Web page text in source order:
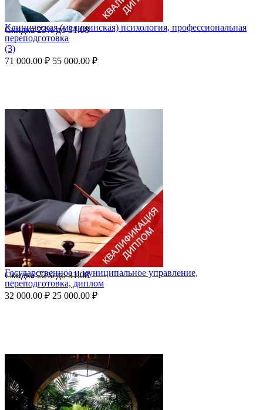
Скидка23%до31.08
Клиническая (медицинская) психология, профессиональная
переподготовка
(3)
71 000.00 ₽ 55 000.00 ₽
Скидка22%до31.08
Государственное и муниципальное управление,
переподготовка, диплом
32 000.00 ₽ 25 000.00 ₽